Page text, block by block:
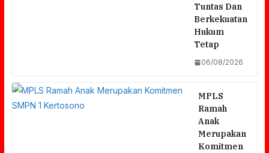
Tuntas Dan
Berkekuatan
Hukum
Tetap
06/08/2026
MPLS
Ramah
Anak
Merupakan
Komitmen